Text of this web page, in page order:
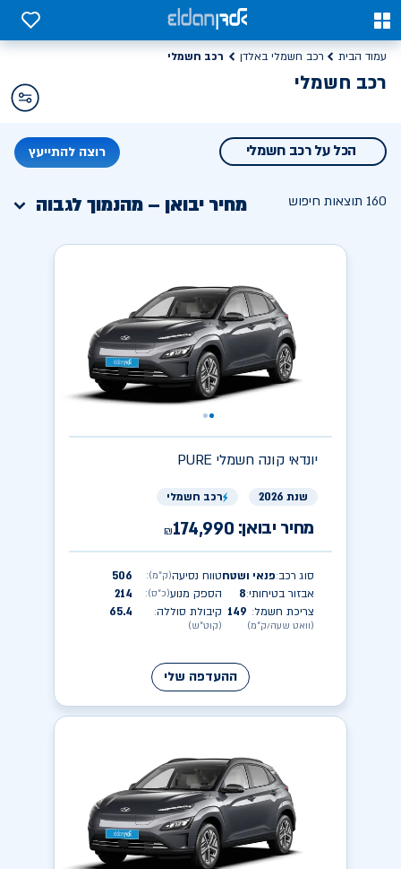
0
0
עמוד הבית רכב חשמלי באלדן רכב חשמלי
רכב חשמלי
הכל על רכב חשמלי רוצה להתייעץ
160 תוצאות חיפוש מחיר יבואן – מהנמוך לגבוה
יונדאיPURE קונה חשמלי
שנת 2026 רכב חשמלי
מחיר יבואן: ₪174,990
סוג רכב:פנאי ושטח
אבזור בטיחותי:
8
צריכת חשמל:
(וואט שעה/ק״מ)
149
טווח נסיעה(ק״מ):
506
הספק מנוע(כ״ס):
214
קיבולת סוללה:
(קוט״ש)
65.4
ההעדפה שלי